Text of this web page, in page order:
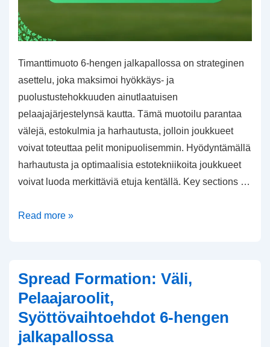
Timanttimuoto 6-hengen jalkapallossa on strateginen
asettelu, joka maksimoi hyökkäys- ja
puolustustehokkuuden ainutlaatuisen
pelaajajärjestelynsä kautta. Tämä muotoilu parantaa
välejä, estokulmia ja harhautusta, jolloin joukkueet
voivat toteuttaa pelit monipuolisemmin. Hyödyntämällä
harhautusta ja optimaalisia estotekniikoita joukkueet
voivat luoda merkittäviä etuja kentällä. Key sections …
Timanttimuodostelma:
säätö
kuuden
pelaajan
jalkapallossa
Read more »
Spread Formation: Väli,
Pelaajaroolit,
Syöttövaihtoehdot 6-hengen
jalkapallossa